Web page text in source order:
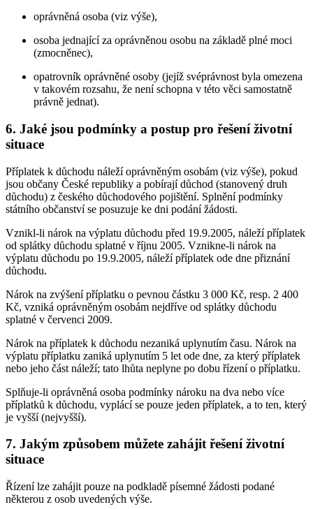
oprávněná osoba (viz výše),
osoba jednající za oprávněnou osobu na základě plné moci
(zmocněnec),
opatrovník oprávněné osoby (jejíž svéprávnost byla omezena
v takovém rozsahu, že není schopna v této věci samostatně
právně jednat).
6. Jaké jsou podmínky a postup pro řešení životní
situace
Příplatek k důchodu náleží oprávněným osobám (viz výše), pokud
jsou občany České republiky a pobírají důchod (stanovený druh
důchodu) z českého důchodového pojištění. Splnění podmínky
státního občanství se posuzuje ke dni podání žádosti.
Vznikl-li nárok na výplatu důchodu před 19.9.2005, náleží příplatek
od splátky důchodu splatné v říjnu 2005. Vznikne-li nárok na
výplatu důchodu po 19.9.2005, náleží příplatek ode dne přiznání
důchodu.
Nárok na zvýšení příplatku o pevnou částku 3 000 Kč, resp. 2 400
Kč, vzniká oprávněným osobám nejdříve od splátky důchodu
splatné v červenci 2009.
Nárok na příplatek k důchodu nezaniká uplynutím času. Nárok na
výplatu příplatku zaniká uplynutím 5 let ode dne, za který příplatek
nebo jeho část náleží; tato lhůta neplyne po dobu řízení o příplatku.
Splňuje-li oprávněná osoba podmínky nároku na dva nebo více
příplatků k důchodu, vyplácí se pouze jeden příplatek, a to ten, který
je vyšší (nejvyšší).
7. Jakým způsobem můžete zahájit řešení životní
situace
Řízení lze zahájit pouze na podkladě písemné žádosti podané
některou z osob uvedených výše.